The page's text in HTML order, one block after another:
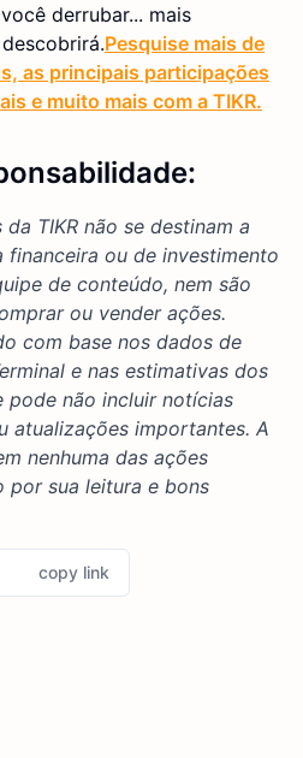
derrubar... mais
Pesquise mais de
as principais participações
e muito mais com a TIKR.
TIKR não se destinam a
ou de investimento
de conteúdo, nem são
ou vender ações.
com base nos dados de
e nas estimativas dos
pode não incluir notícias
atualizações importantes. A
nenhuma das ações
por sua leitura e bons
copy link